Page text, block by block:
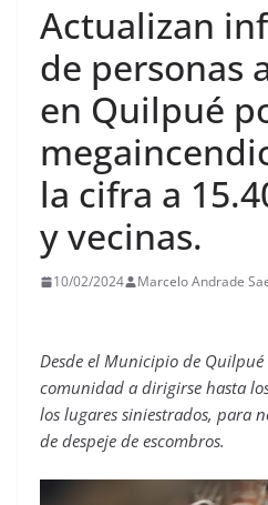
Actualizan
de personas
en Quilpué
la cifra a
y vecinas.
10/02/2024 Marcelo Andrade
Desde el Municipio de
comunidad a dirigirse hasta
los lugares siniestrados, para
de despeje de escombros.